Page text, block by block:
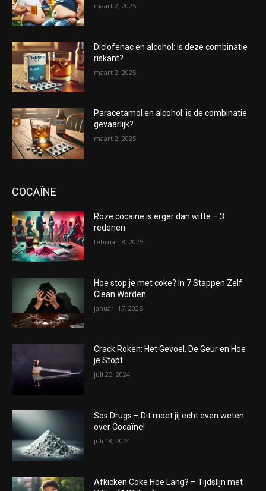
maart 2, 2025
Diclofenac en alcohol: is deze combinatie
riskant?
maart 2, 2025
Paracetamol en alcohol: is de combinatie
gevaarlijk?
maart 2, 2025
COCAÏNE
Roze cocaine is erger dan witte – 3
redenen
februari 8, 2025
Hoe stop je met coke? In 7 Stappen Zelf
Clean Worden
januari 17, 2025
Crack Roken: Het Gevoel, De Geur en Hoe
je Stopt
juli 25, 2024
Sos Drugs – Dit moet jij echt even weten
over Cocaïne!
juli 18, 2024
Afkicken Coke Hoe Lang? – Tijdslijn met